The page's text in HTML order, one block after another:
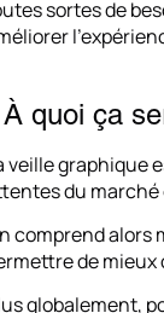
sortes de
À quoi ça
veille graphique
du marché
comprend alors
de mieux
globalement,